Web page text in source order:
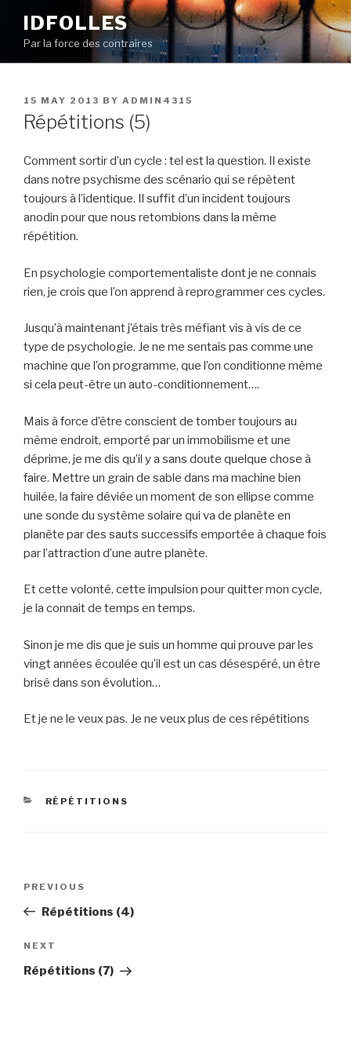
content
IDFOLLES
Par la force des contraires
POSTED
ON
15 MAY 2013 BY ADMIN4315
Répétitions (5)
Comment sortir d’un cycle : tel est la question. Il existe
dans notre psychisme des scénario qui se répètent
toujours à l’identique. Il suffit d’un incident toujours
anodin pour que nous retombions dans la même
répétition.
En psychologie comportementaliste dont je ne connais
rien, je crois que l’on apprend à reprogrammer ces cycles.
Jusqu’à maintenant j’étais très méfiant vis à vis de ce
type de psychologie. Je ne me sentais pas comme une
machine que l’on programme, que l’on conditionne même
si cela peut-être un auto-conditionnement….
Mais à force d’être conscient de tomber toujours au
même endroit, emporté par un immobilisme et une
déprime, je me dis qu’il y a sans doute quelque chose à
faire. Mettre un grain de sable dans ma machine bien
huilée, la faire déviée un moment de son ellipse comme
une sonde du système solaire qui va de planète en
planète par des sauts successifs emportée à chaque fois
par l’attraction d’une autre planète.
Et cette volonté, cette impulsion pour quitter mon cycle,
je la connait de temps en temps.
Sinon je me dis que je suis un homme qui prouve par les
vingt années écoulée qu’il est un cas désespéré, un être
brisé dans son évolution…
Et je ne le veux pas. Je ne veux plus de ces répétitions
CATEGORIES
RÉPÉTITIONS
Previous
Post
PREVIOUS
Répétitions (4)
Next
Post
NEXT
Répétitions (7)